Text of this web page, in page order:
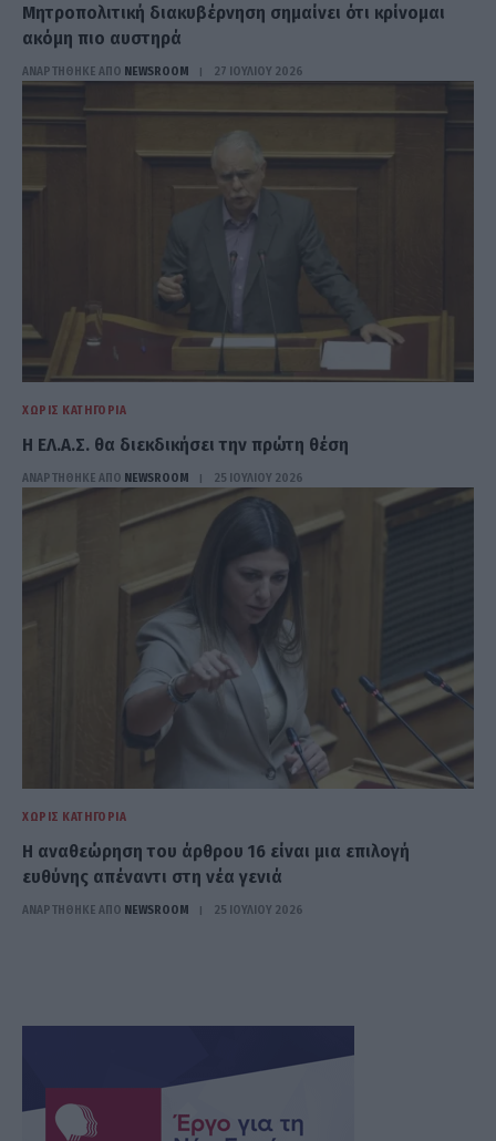
Μητροπολιτική διακυβέρνηση σημαίνει ότι κρίνομαι
ακόμη πιο αυστηρά
ΑΝΑΡΤΗΘΗΚΕ ΑΠΟ NEWSROOM 27 ΙΟΥΛΊΟΥ 2026
ΧΩΡΊΣ ΚΑΤΗΓΟΡΊΑ
Η ΕΛ.Α.Σ. θα διεκδικήσει την πρώτη θέση
ΑΝΑΡΤΗΘΗΚΕ ΑΠΟ NEWSROOM 25 ΙΟΥΛΊΟΥ 2026
ΧΩΡΊΣ ΚΑΤΗΓΟΡΊΑ
Η αναθεώρηση του άρθρου 16 είναι μια επιλογή
ευθύνης απέναντι στη νέα γενιά
ΑΝΑΡΤΗΘΗΚΕ ΑΠΟ NEWSROOM 25 ΙΟΥΛΊΟΥ 2026